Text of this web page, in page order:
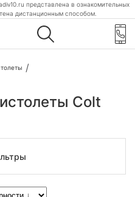
представлена в ознакомительных
дистанционным способом.
Colt